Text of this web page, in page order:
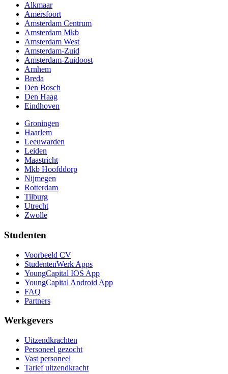
Alkmaar
Amersfoort
Amsterdam Centrum
Amsterdam Mkb
Amsterdam West
Amsterdam-Zuid
Amsterdam-Zuidoost
Arnhem
Breda
Den Bosch
Den Haag
Eindhoven
Groningen
Haarlem
Leeuwarden
Leiden
Maastricht
Mkb Hoofddorp
Nijmegen
Rotterdam
Tilburg
Utrecht
Zwolle
Studenten
Voorbeeld CV
StudentenWerk Apps
YoungCapital IOS App
YoungCapital Android App
FAQ
Partners
Werkgevers
Uitzendkrachten
Personeel gezocht
Vast personeel
Tarief uitzendkracht